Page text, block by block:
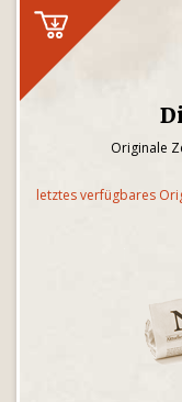
Originale
letztes verfügbares